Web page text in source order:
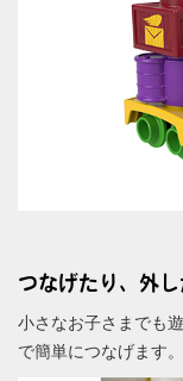
つなげたり、外し
小さなお子さまでも
で簡単につなげます。